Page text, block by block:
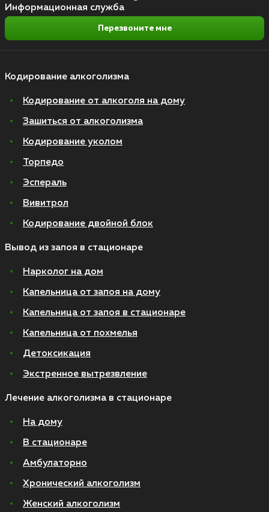
Кодирование алкоголизма
Кодирование от алкоголя на дому
Зашиться от алкоголизма
Кодирование уколом
Торпедо
Эспераль
Вивитрол
Кодирование двойной блок
Вывод из запоя в стационаре
Нарколог на дом
Капельница от запоя на дому
Капельница от запоя в стационаре
Капельница от похмелья
Детоксикация
Экстренное вытрезвление
Лечение алкоголизма в стационаре
На дому
В стационаре
Амбулаторно
Хронический алкоголизм
Женский алкоголизм
Информационная служба
Перезвоните мне